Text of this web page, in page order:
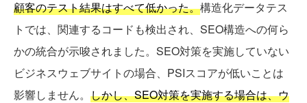
顧客のテスト結果はすべて低かった。構造化データテス
トでは、関連するコードも検出され、SEO構造への何ら
かの統合が示唆されました。SEO対策を実施していない
ビジネスウェブサイトの場合、PSIスコアが低いことは
影響しません。 しかし、SEO対策を実施する場合は、ウ